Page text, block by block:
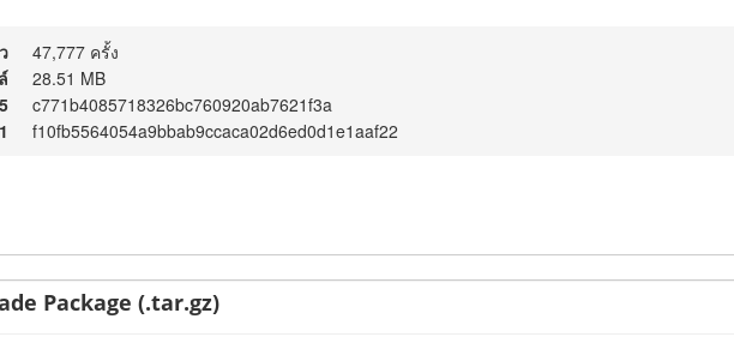
47,777 ครั้ง
28.51 MB
c771b4085718326bc760920ab7621f3a
f10fb5564054a9bbab9ccaca02d6ed0d1e1aaf22
Package (.tar.gz)